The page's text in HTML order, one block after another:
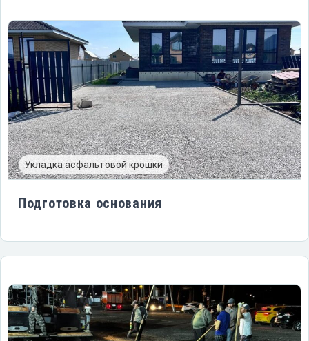
Укладка асфальтовой крошки
Подготовка основания